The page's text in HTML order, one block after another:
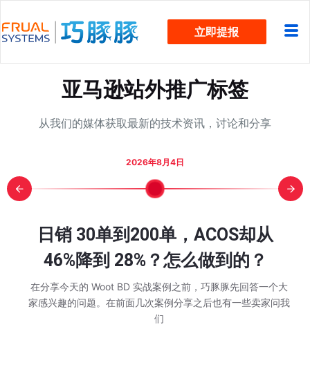
过
立即提报
亚马逊站外推广标签
从我们的媒体获取最新的技术资讯，讨论和分享
入口
卖？
，有不少卖家也
的第三方卖家，
？看这
BD
一轮旺
该规划
金流
？5 个
杀的时候是不是
新兴工具？这和
促“劳
行动了
骤图
流程实
被费用
算 Q4
日销 30单到200单，ACOS却从
46%降到 28%？怎么做到的？
在分享今天的 Woot BD 实战案例之前，巧豚豚先回答一个大
家感兴趣的问题。 在前面几次案例分享之后也有一些卖家问我
们
亚马逊
方FAQ
没变？
广告烧
不动？
还在为
添加变
亚马逊
推排名
Other
消失
巧豚豚最近在浏
都在讨论： 同一
近两万
款家居
Prime
季已经
的不
亚马逊
大家在第一次接
都有同一个感觉
亚马逊
动节大
解：从
旺季单
吃掉
日销 30
46%降
在分享今天的
家感兴趣的问题
2026年8月4日